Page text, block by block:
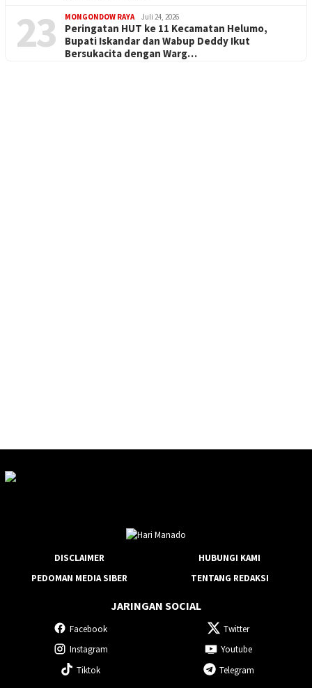
23 MONGONDOW RAYA Juli 24, 2026
Peringatan HUT ke 11 Kecamatan Helumo,
Bupati Iskandar dan Wabup Deddy Ikut
Bersukacita dengan Warg…
DISCLAIMER
HUBUNGI KAMI
PEDOMAN MEDIA SIBER
TENTANG REDAKSI
JARINGAN SOCIAL
Facebook
Twitter
Instagram
Youtube
Tiktok
Telegram